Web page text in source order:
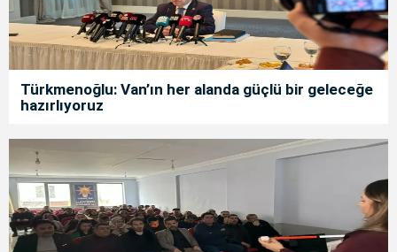
Türkmenoğlu: Van’ın her alanda güçlü bir geleceğe
hazırlıyoruz